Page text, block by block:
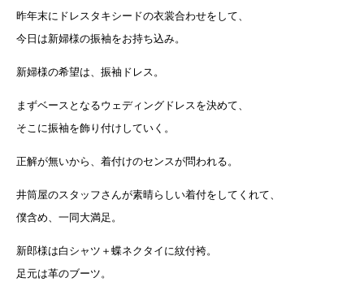
昨年末にドレスタキシードの衣裳合わせをして、
今日は新婦様の振袖をお持ち込み。
新婦様の希望は、振袖ドレス。
まずベースとなるウェディングドレスを決めて、
そこに振袖を飾り付けしていく。
正解が無いから、着付けのセンスが問われる。
井筒屋のスタッフさんが素晴らしい着付をしてくれて、
僕含め、一同大満足。
新郎様は白シャツ＋蝶ネクタイに紋付袴。
足元は革のブーツ。